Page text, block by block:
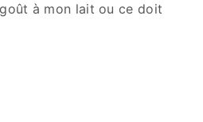
à mon lait ou ce doit